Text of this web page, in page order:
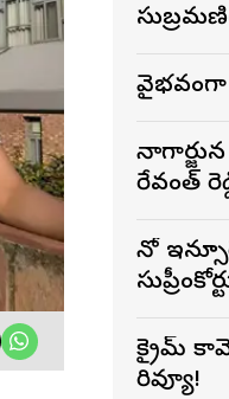
రేవంత్
నో
క్రైమ్
రివ్యూ!